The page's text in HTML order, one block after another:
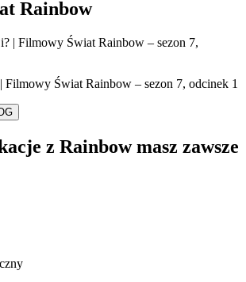
Rainbow
Filmowy Świat Rainbow – sezon 7, odcinek 1
z Rainbow masz zawsze